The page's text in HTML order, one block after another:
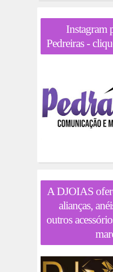
Instagram
Pedreiras -
A DJOIAS
alianças,
outros